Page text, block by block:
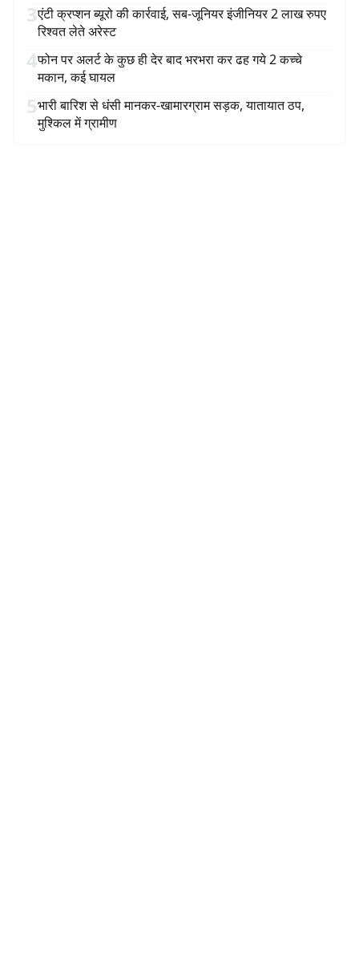
3एंटी क्रप्शन ब्यूरो की कार्रवाई, सब-जूनियर इंजीनियर 2 लाख रुपए
रिश्वत लेते अरेस्ट
4फोन पर अलर्ट के कुछ ही देर बाद भरभरा कर ढह गये 2 कच्चे
मकान, कई घायल
5भारी बारिश से धंसी मानकर-खामारग्राम सड़क, यातायात ठप,
मुश्किल में ग्रामीण